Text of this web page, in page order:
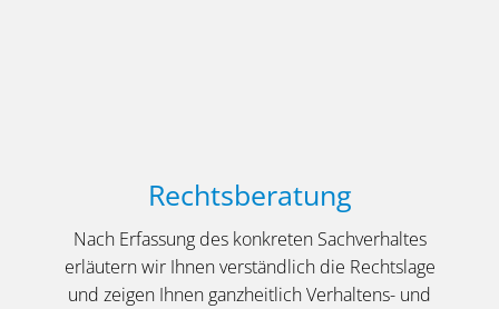
Rechtsberatung
Nach Erfassung des konkreten Sach­verhaltes
erläutern wir Ihnen verständlich die Rechts­lage
und zeigen Ihnen ganzheitlich Verhaltens- und